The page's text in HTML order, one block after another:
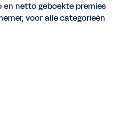
en netto geboekte premies
voor alle categorieën